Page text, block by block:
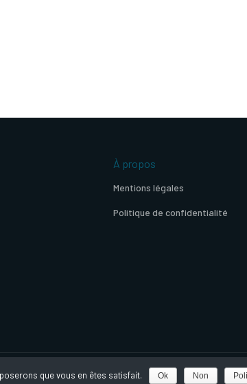
À propos
Mentions légales
Politique de confidentialité
que vous en êtes satisfait. Ok Non